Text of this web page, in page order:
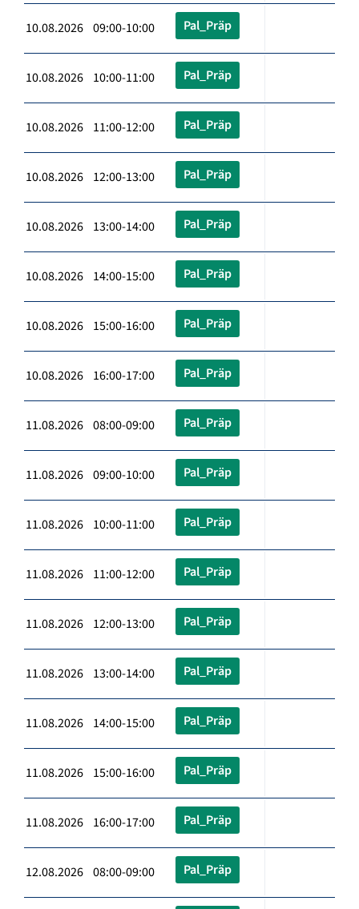
10.08.2026 09:00-10:00 Pal_Präp
10.08.2026 10:00-11:00 Pal_Präp
10.08.2026 11:00-12:00 Pal_Präp
10.08.2026 12:00-13:00 Pal_Präp
10.08.2026 13:00-14:00 Pal_Präp
10.08.2026 14:00-15:00 Pal_Präp
10.08.2026 15:00-16:00 Pal_Präp
10.08.2026 16:00-17:00 Pal_Präp
11.08.2026 08:00-09:00 Pal_Präp
11.08.2026 09:00-10:00 Pal_Präp
11.08.2026 10:00-11:00 Pal_Präp
11.08.2026 11:00-12:00 Pal_Präp
11.08.2026 12:00-13:00 Pal_Präp
11.08.2026 13:00-14:00 Pal_Präp
11.08.2026 14:00-15:00 Pal_Präp
11.08.2026 15:00-16:00 Pal_Präp
11.08.2026 16:00-17:00 Pal_Präp
12.08.2026 08:00-09:00 Pal_Präp